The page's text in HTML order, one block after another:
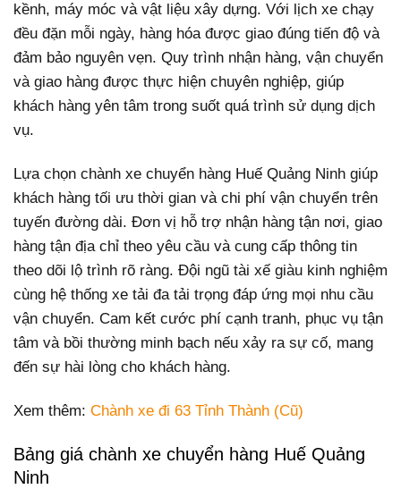
kềnh, máy móc và vật liệu xây dựng. Với lịch xe chạy
đều đặn mỗi ngày, hàng hóa được giao đúng tiến độ và
đảm bảo nguyên vẹn. Quy trình nhận hàng, vận chuyển
và giao hàng được thực hiện chuyên nghiệp, giúp
khách hàng yên tâm trong suốt quá trình sử dụng dịch
vụ.
Lựa chọn chành xe chuyển hàng Huế Quảng Ninh giúp
khách hàng tối ưu thời gian và chi phí vận chuyển trên
tuyến đường dài. Đơn vị hỗ trợ nhận hàng tận nơi, giao
hàng tận địa chỉ theo yêu cầu và cung cấp thông tin
theo dõi lộ trình rõ ràng. Đội ngũ tài xế giàu kinh nghiệm
cùng hệ thống xe tải đa tải trọng đáp ứng mọi nhu cầu
vận chuyển. Cam kết cước phí cạnh tranh, phục vụ tận
tâm và bồi thường minh bạch nếu xảy ra sự cố, mang
đến sự hài lòng cho khách hàng.
Xem thêm: Chành xe đi 63 Tỉnh Thành (Cũ)
Bảng giá chành xe chuyển hàng Huế Quảng
Ninh